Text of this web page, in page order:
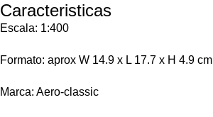
Caracteristicas
Escala: 1:400
Formato: aprox W 14.9 x L 17.7 x H 4.9 cm
Marca: Aero-classic